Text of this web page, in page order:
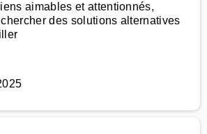
aimables et attentionnés,
des solutions alternatives